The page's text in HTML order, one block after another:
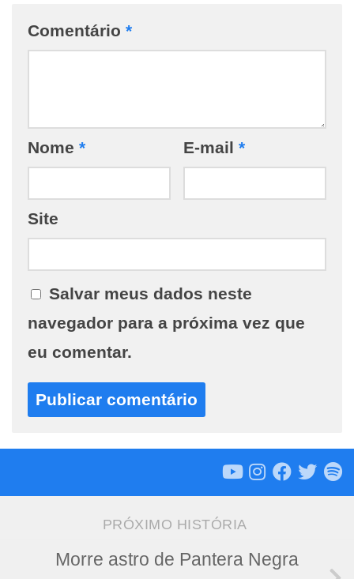
Comentário *
Nome * E-mail *
Site
Salvar meus dados neste
navegador para a próxima vez que
eu comentar.
PRÓXIMO HISTÓRIA
Morre astro de Pantera Negra